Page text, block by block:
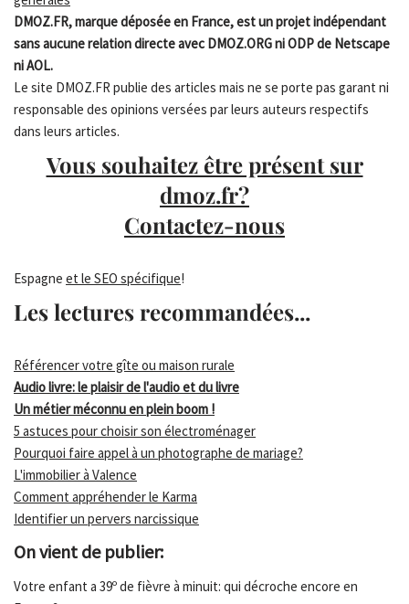
DMOZ.FR, marque déposée en France, est un projet indépendant
sans aucune relation directe avec DMOZ.ORG ni ODP de Netscape
ni AOL.
Le site DMOZ.FR publie des articles mais ne se porte pas garant ni
responsable des opinions versées par leurs auteurs respectifs
dans leurs articles.
Vous souhaitez être présent sur
dmoz.fr?
Contactez-nous
Espagne et le SEO spécifique!
Les lectures recommandées...
Référencer votre gîte ou maison rurale
Audio livre: le plaisir de l'audio et du livre
Un métier méconnu en plein boom !
5 astuces pour choisir son électroménager
Pourquoi faire appel à un photographe de mariage?
L'immobilier à Valence
Comment appréhender le Karma
Identifier un pervers narcissique
On vient de publier:
Votre enfant a 39º de fièvre à minuit: qui décroche encore en